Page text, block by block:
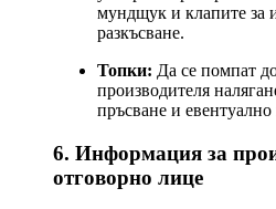
мундщук и клапите за
разкъсване.
Топки: Да се помпат
производителя
пръсване и евентуално
6. Информация за
отговорно лице